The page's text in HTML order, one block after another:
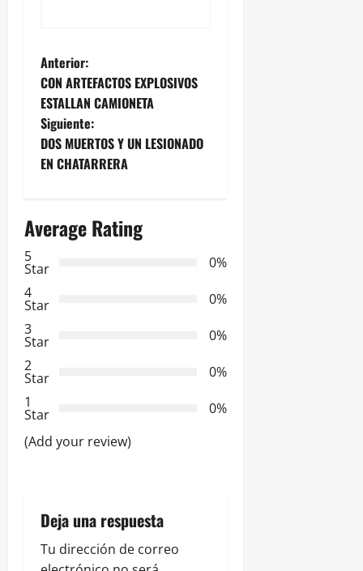
N
a
v
e
a
c
i
ó
n
d
e
n
t
Anterior:
CON ARTEFACTOS EXPLOSIVOS
ESTALLAN CAMIONETA
Siguiente:
DOS MUERTOS Y UN LESIONADO
EN CHATARRERA
Average Rating
5
Star
0%
4
Star
0%
3
Star
0%
2
Star
0%
1
Star
0%
(Add your review)
Deja una respuesta
Tu dirección de correo